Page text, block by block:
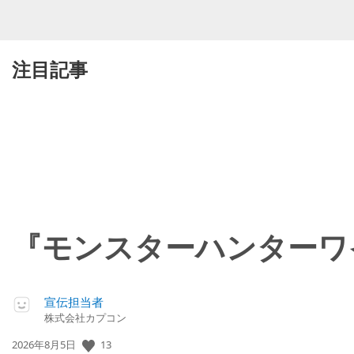
注目記事
『モンスターハンター
宣伝担当者
株式会社カプコン
公
2026年8月5日 13